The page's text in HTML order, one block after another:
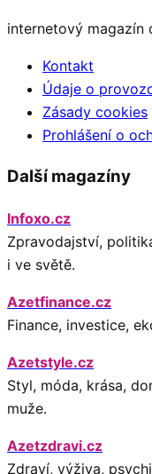
internetový magazín
Kontakt
Údaje o
Zásady cookies
Prohlášení o
Další magazíny
Infoxo.cz
Zpravodajství,
i ve světě.
Azetfinance.cz
Finance, investice,
Azetstyle.cz
Styl, móda, krása,
muže.
Azetzdravi.cz
Zdraví, výživa,